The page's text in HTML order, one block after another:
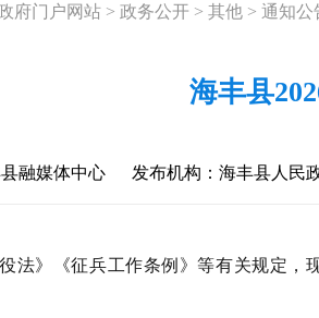
府门户网站 > 政务公开 > 其他 > 通知公
海丰县
融媒体中心 发布机构：海丰县人民
法》《征兵工作条例》等有关规定，